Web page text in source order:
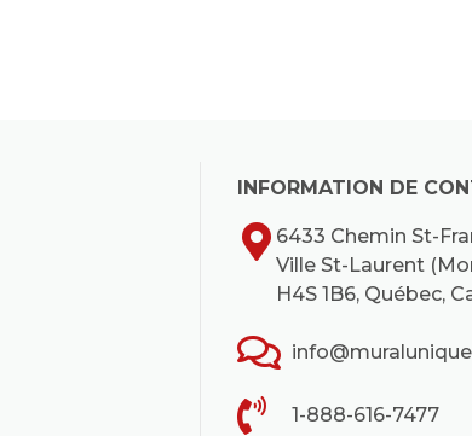
INFORMATION DE
6433 Chemin St-
Ville St-Laurent
H4S 1B6, Québec,
1-888-616-7477